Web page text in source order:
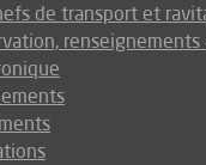
de transport et